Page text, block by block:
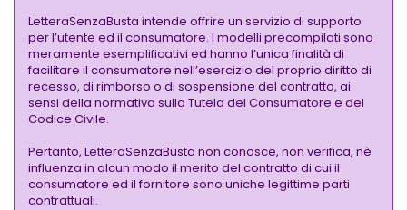
LetteraSenzaBusta intende offrire un servizio di supporto
per l’utente ed il consumatore. I modelli precompilati sono
meramente esemplificativi ed hanno l’unica finalità di
facilitare il consumatore nell’esercizio del proprio diritto di
recesso, di rimborso o di sospensione del contratto, ai
sensi della normativa sulla Tutela del Consumatore e del
Codice Civile.
Pertanto, LetteraSenzaBusta non conosce, non verifica, nè
influenza in alcun modo il merito del contratto di cui il
consumatore ed il fornitore sono uniche legittime parti
contrattuali.